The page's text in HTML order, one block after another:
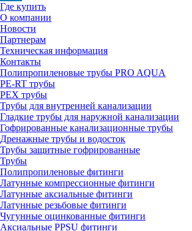
Где купить
О компании
Новости
Партнерам
Техническая информация
Контакты
Полипропиленовые трубы PRO AQUA
PE-RT трубы
PEX трубы
Трубы для внутренней канализации
Гладкие трубы для наружной канализации
Гофрированные канализационные трубы
Дренажные трубы и водосток
Трубы защитные гофрированные
Трубы
Полипропиленовые фитинги
Латунные компрессионные фитинги
Латунные аксиальные фитинги
Латунные резьбовые фитинги
Чугунные оцинкованные фитинги
Аксиальные PPSU фитинги